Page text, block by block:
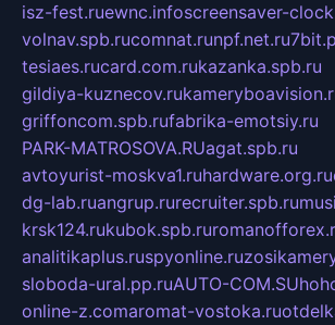
isz-fest.ruewnc.infoscreensaver-
volnav.spb.rucomnat.runpf.net.ru
tesiaes.rucard.com.rukazanka.spb.ru
gildiya-kuznecov.ru
griffoncom.spb.rufabrika-emotsiy.ru
PARK-MATROSOVA.RUagat.spb.ru
avtoyurist-moskva1.ruhardware.org.ru
dg-lab.ruangrup.rurecruiter.spb.ru
krsk124.rukubok.spb.ru
analitikaplus.ruspyonline.ru
sloboda-ural.pp.ruAUTO-COM.SU
online-z.comaromat-vostoka.ru